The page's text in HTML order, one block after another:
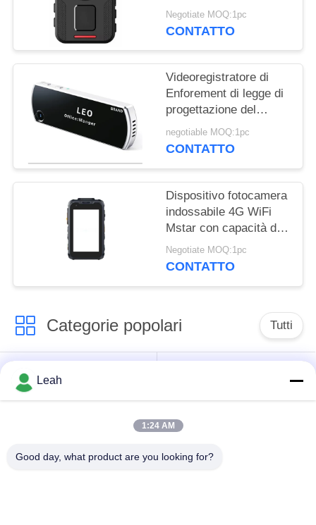
MAPPA
SITO
POLITICA
SULLA
RISERVATEZZA
video indossato dal
corpo progettato per
Negotiate MOQ:1pc
CONTATTO
Videoregistratore di
Enforement di legge di
progettazione del
distintivo di Mini Light
Body Worn Camera
negotiable MOQ:1pc
CONTATTO
Dispositivo fotocamera
indossabile 4G WiFi
Mstar con capacità di
archiviazione 16G 32G
64G 128G 256G 512G
Negotiate MOQ:1pc
CONTATTO
Categorie popolari Tutti
Sorvegli le macchine
fotografiche
consumate
della polizia
consumata del corpo
del casco di
Leah
1:24 AM
Good day, what product are you looking for?